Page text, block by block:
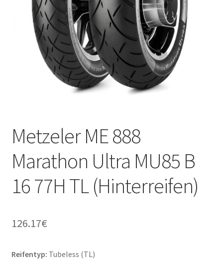
Metzeler ME 888
Marathon Ultra MU85 B
16 77H TL (Hinterreifen)
126.17€
Reifentyp: Tubeless (TL)